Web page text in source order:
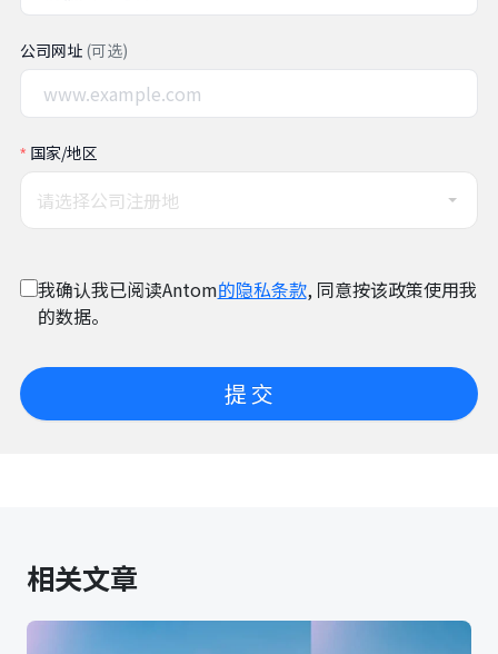
公司网址 (可选)
国家/地区
请选择公司注册地
我确认我已阅读Antom的隐私条款, 同意按该政策使用我
的数据。
提 交
相关文章